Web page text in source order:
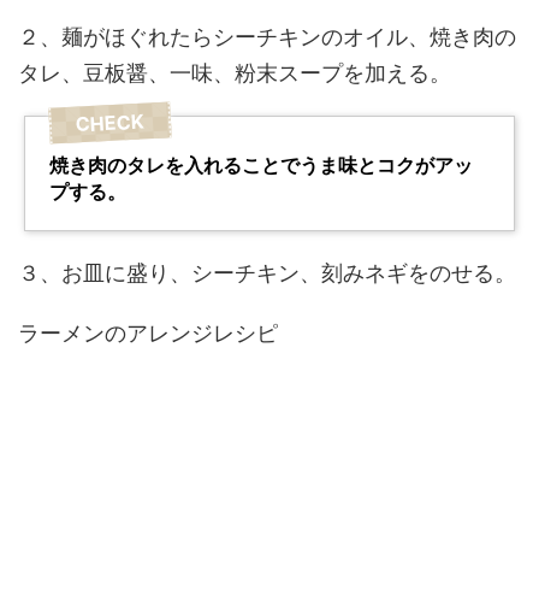
２、麺がほぐれたらシーチキンのオイル、焼き肉の
タレ、豆板醤、一味、粉末スープを加える。
焼き肉のタレを入れることでうま味とコクがアッ
プする。
３、お皿に盛り、シーチキン、刻みネギをのせる。
ラーメンのアレンジレシピ